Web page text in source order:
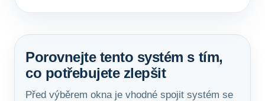
Porovnejte tento systém s tím,
co potřebujete zlepšit
Před výběrem okna je vhodné spojit systém se